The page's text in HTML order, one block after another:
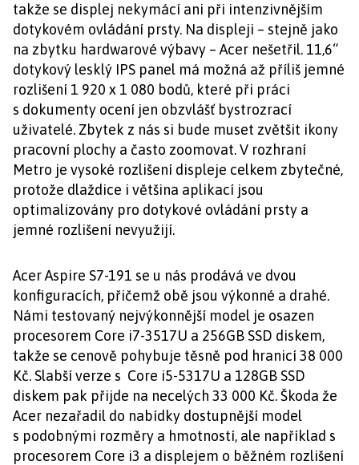
takže se displej nekymácí ani při intenzivnějším
dotykovém ovládání prsty. Na displeji – stejně jako
na zbytku hardwarové výbavy – Acer nešetřil. 11,6“
dotykový lesklý IPS panel má možná až příliš jemné
rozlišení 1 920 x 1 080 bodů, které při práci
s dokumenty ocení jen obzvlášť bystrozrací
uživatelé. Zbytek z nás si bude muset zvětšit ikony
pracovní plochy a často zoomovat. V rozhraní
Metro je vysoké rozlišení displeje celkem zbytečné,
protože dlaždice i většina aplikací jsou
optimalizovány pro dotykové ovládání prsty a
jemné rozlišení nevyužijí.
Acer Aspire S7-191 se u nás prodává ve dvou
konfiguracích, přičemž obě jsou výkonné a drahé.
Námi testovaný nejvýkonnější model je osazen
procesorem Core i7-3517U a 256GB SSD diskem,
takže se cenově pohybuje těsně pod hranicí 38 000
Kč. Slabší verze s Core i5-5317U a 128GB SSD
diskem pak přijde na necelých 33 000 Kč. Škoda že
Acer nezařadil do nabídky dostupnější model
s podobnými rozměry a hmotností, ale například s
procesorem Core i3 a displejem o běžném rozlišení